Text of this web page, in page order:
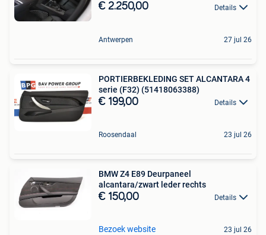
€ 2.250,00 Details
Antwerpen 27 jul 26
PORTIERBEKLEDING SET ALCANTARA 4
serie (F32) (51418063388)
€ 199,00 Details
Roosendaal 23 jul 26
BMW Z4 E89 Deurpaneel
alcantara/zwart leder rechts
€ 150,00 Details
Bezoek website 23 jul 26